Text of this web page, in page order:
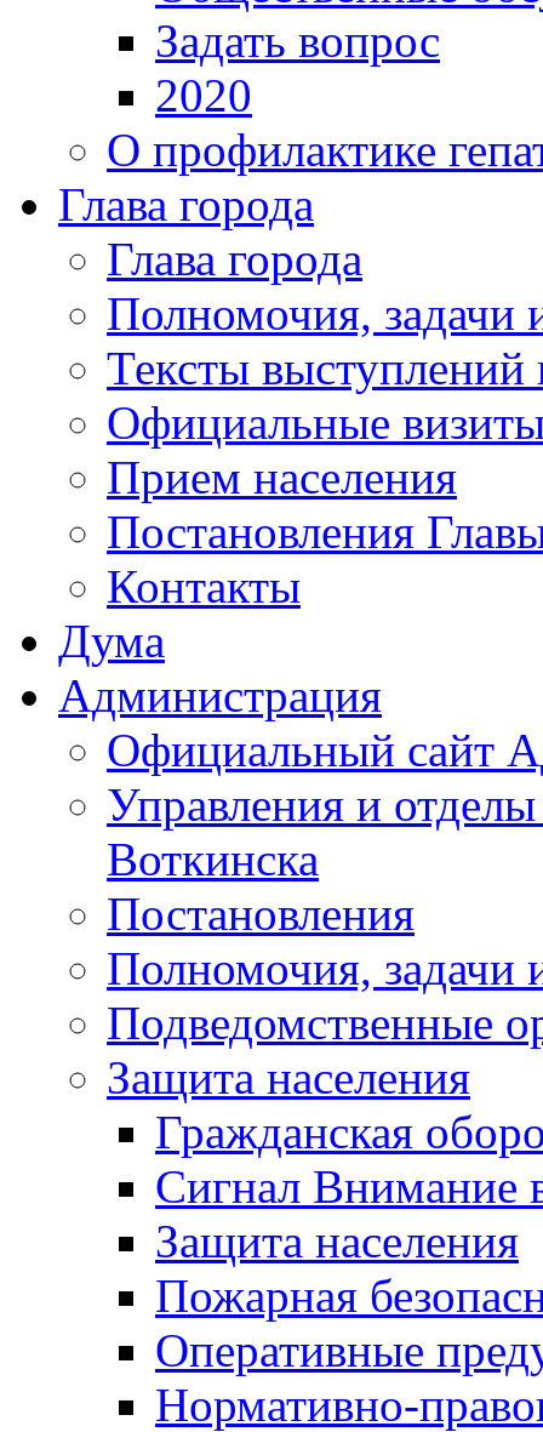
Задать вопрос
2020
О профилактике
Глава города
Глава города
Полномочия, задачи
Тексты выступлений
Официальные
Прием населения
Постановления
Контакты
Дума
Администрация
Официальный сайт
Управления и
Воткинска
Постановления
Полномочия, задачи
Подведомственные
Защита населения
Гражданская
Сигнал Внимание
Защита населения
Пожарная
Оперативные
Нормативно-